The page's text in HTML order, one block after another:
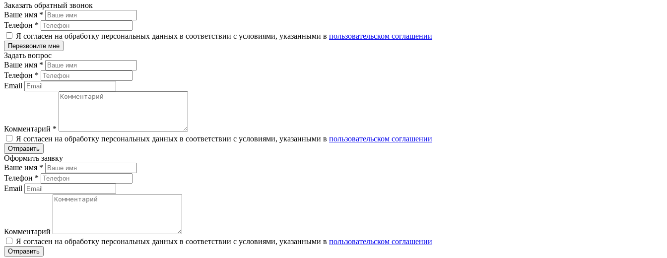
Заказать обратный звонок
Ваше имя *
Телефон *
Я согласен на обработку персональных данных в соответствии с условиями, указанными в пользовательском соглашении
Задать вопрос
Ваше имя *
Телефон *
Email
Комментарий *
Я согласен на обработку персональных данных в соответствии с условиями, указанными в пользовательском соглашении
Оформить заявку
Ваше имя *
Телефон *
Email
Комментарий
Я согласен на обработку персональных данных в соответствии с условиями, указанными в пользовательском соглашении